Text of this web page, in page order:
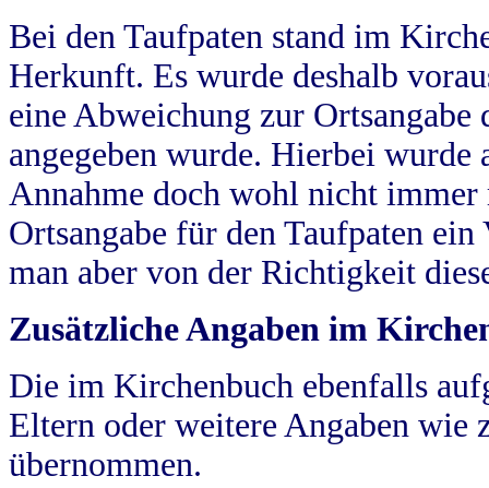
Bei den Taufpaten stand im
Herkunft. Es wurde deshalb
eine Abweichung zur
angegeben wurde. Hierbei wurde
Annahme doch wohl nicht
Ortsangabe für den Taufpaten
man aber von der Richtigkeit
Zusätzliche Angaben im
Die im Kirchenbuch ebenfalls
Eltern oder weitere Angaben wie
übernommen.